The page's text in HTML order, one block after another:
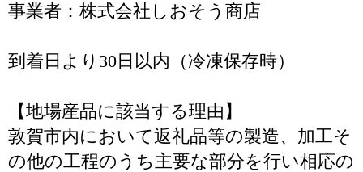
事業者：株式会社しおそう商店
到着日より30日以内（冷凍保存時）
【地場産品に該当する理由】
敦賀市内において返礼品等の製造、加工そ
の他の工程のうち主要な部分を行い相応の